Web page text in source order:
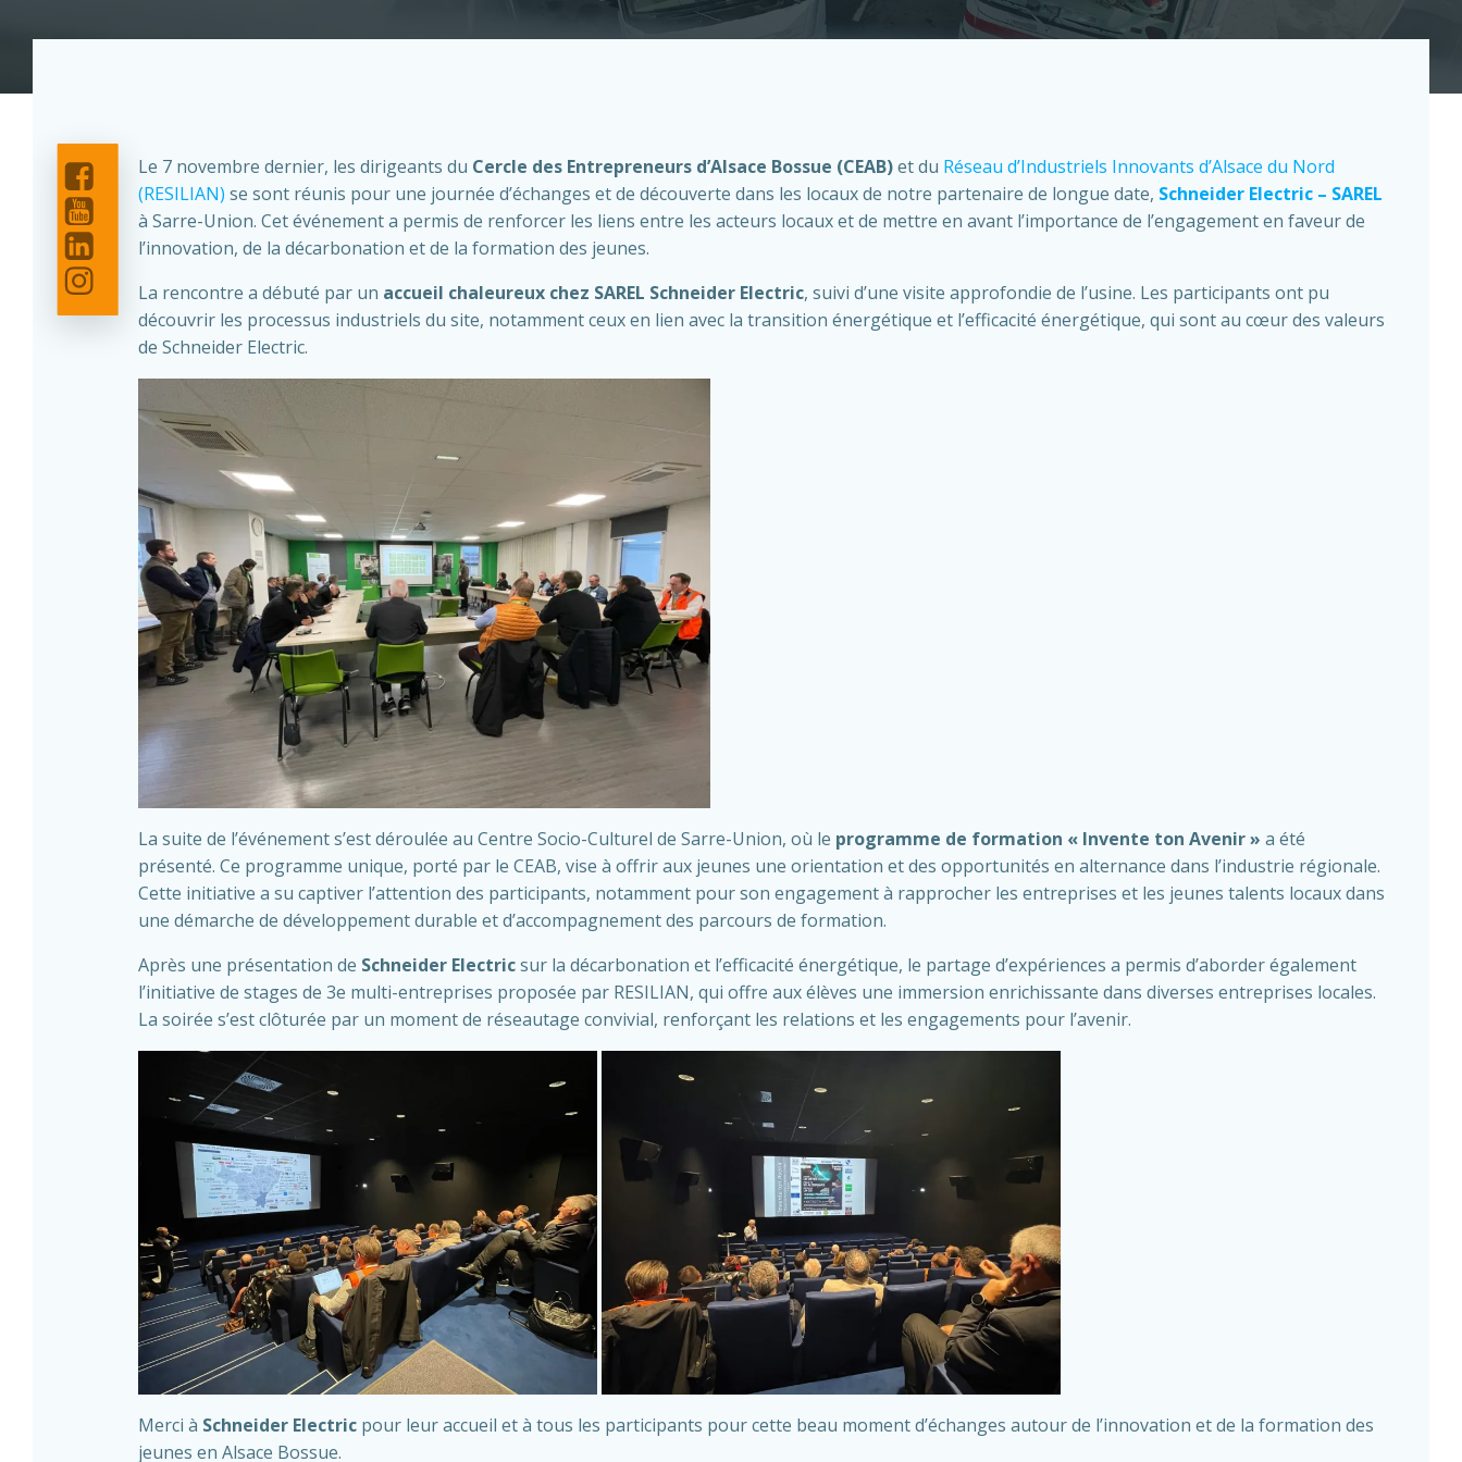
Le 7 novembre dernier, les dirigeants du Cercle des Entrepreneurs d’Alsace Bossue (CEAB)et du Réseau d’Industriels Innovants d’Alsace du Nord
(RESILIAN) se sont réunis pour une journée d’échanges et de découverte dans les locaux de notre partenaire de longue date, Schneider Electric – SAREL
à Sarre-Union. Cet événement a permis de renforcer les liens entre les acteurs locaux et de mettre en avant l’importance de l’engagement en faveur de
l’innovation, de la décarbonation et de la formation des jeunes.
La rencontre a débuté par un accueil chaleureux chez SAREL Schneider Electric, suivi d’une visite approfondie de l’usine. Les participants ont pu
découvrir les processus industriels du site, notamment ceux en lien avec la transition énergétique et l’efficacité énergétique, qui sont au cœur des valeurs
de Schneider Electric.
La suite de l’événement s’est déroulée au Centre Socio-Culturel de Sarre-Union, où le programme de formation « Invente ton Avenir » a été
présenté. Ce programme unique, porté par le CEAB, vise à offrir aux jeunes une orientation et des opportunités en alternance dans l’industrie régionale.
Cette initiative a su captiver l’attention des participants, notamment pour son engagement à rapprocher les entreprises et les jeunes talents locaux dans
une démarche de développement durable et d’accompagnement des parcours de formation.
Après une présentation de Schneider Electricsur la décarbonation et l’efficacité énergétique, le partage d’expériences a permis d’aborder également
l’initiative de stages de 3e multi-entreprises proposée par RESILIAN, qui offre aux élèves une immersion enrichissante dans diverses entreprises locales.
La soirée s’est clôturée par un moment de réseautage convivial, renforçant les relations et les engagements pour l’avenir.
Merci à Schneider Electricpour leur accueil et à tous les participants pour cette beau moment d’échanges autour de l’innovation et de la formation des
jeunes en Alsace Bossue.